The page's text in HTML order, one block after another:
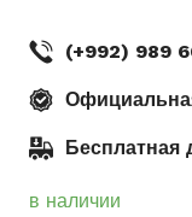
(+992) 989
Бесплатная
в наличии